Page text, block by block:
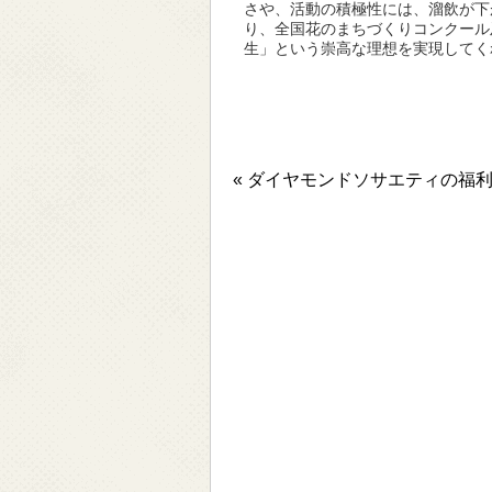
さや、活動の積極性には、溜飲が
り、全国花のまちづくりコンクー
生」という崇高な理想を実現して
« ダイヤモンドソサエティの福